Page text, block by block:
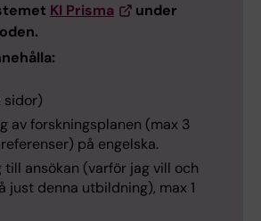
KI Prisma
under
sidor)
av forskningsplanen (max 3
på engelska.
till ansökan (varför jag vill och
just denna utbildning), max 1